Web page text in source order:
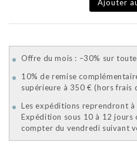
Ajouter
Offre du mois : –30% sur
10% de remise
supérieure à 350 € (hors frais
Les expéditions reprendront
Expédition sous 10 à 12 jours
compter du vendredi suivant